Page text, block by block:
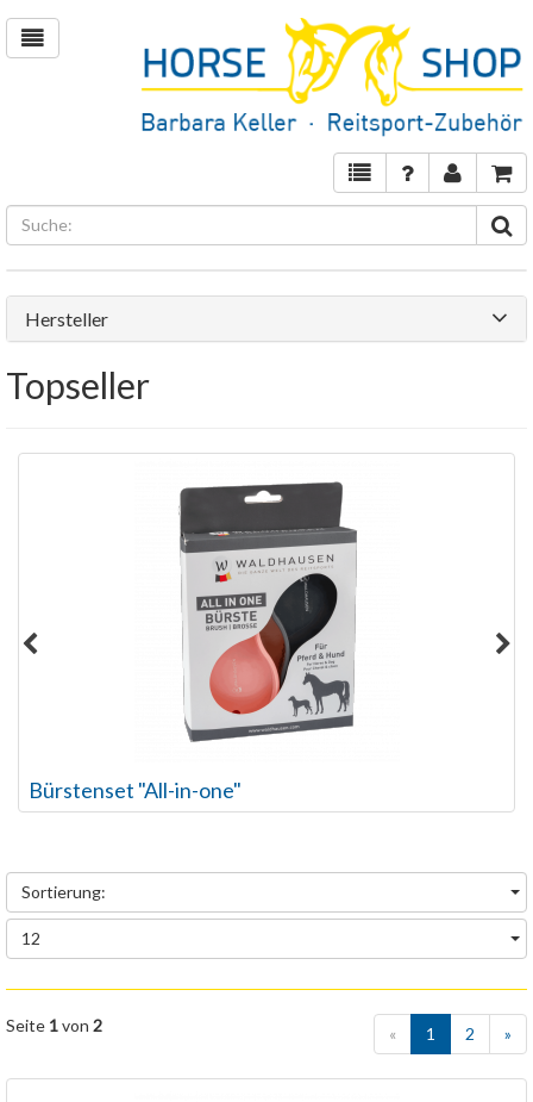
Hersteller
Topseller
Stiefeltasche Milano
Sortierung:
12
Seite 1von 2 « 1 2 »